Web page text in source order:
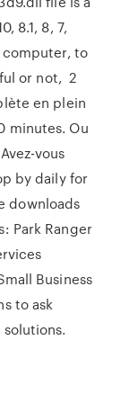
8.1, 8, 7,
computer, to
or not, 2
en plein
minutes. Ou
vous
by daily for
downloads
Park Ranger
Business
to ask